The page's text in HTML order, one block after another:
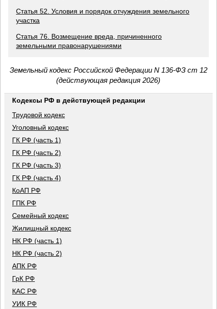
Статья 52. Условия и порядок отчуждения земельного
участка
Статья 76. Возмещение вреда, причиненного
земельными правонарушениями
Земельный кодекс Российской Федерации N 136-ФЗ ст 12
(действующая редакция 2026)
Кодексы РФ в действующей редакции
Трудовой кодекс
Уголовный кодекс
ГК РФ (часть 1)
ГК РФ (часть 2)
ГК РФ (часть 3)
ГК РФ (часть 4)
КоАП РФ
ГПК РФ
Семейный кодекс
Жилищный кодекс
НК РФ (часть 1)
НК РФ (часть 2)
АПК РФ
ГрК РФ
КАС РФ
УИК РФ